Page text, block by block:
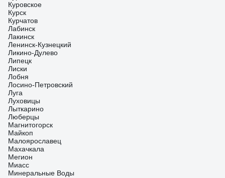
Куровское
Курск
Курчатов
Лабинск
Лакинск
Ленинск-Кузнецкий
Ликино-Дулево
Липецк
Лиски
Лобня
Лосино-Петровский
Луга
Луховицы
Лыткарино
Люберцы
Магнитогорск
Майкоп
Малоярославец
Махачкала
Мегион
Миасс
Минеральные Воды